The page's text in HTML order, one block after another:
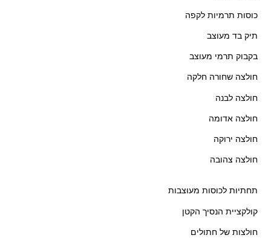
כוסות תרמיות לקפה
תיק בד מעוצב
בקבוק תרמי מעוצב
חולצה שחורה חלקה
חולצה לבנה
חולצה אדומה
חולצה ירוקה
חולצה צהובה
תחתיות לכוסות מעוצבות
קולקציית הנסיך הקטן
חולצות של חתולים